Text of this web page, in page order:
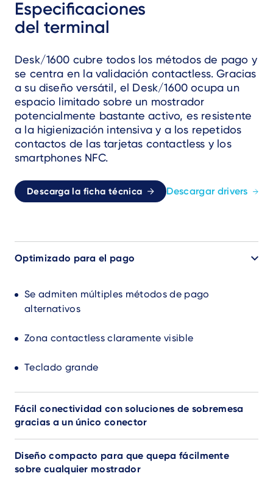
Especificaciones
del terminal
Desk/1600 cubre todos los métodos de pago y
se centra en la validación contactless. Gracias
a su diseño versátil, el Desk/1600 ocupa un
espacio limitado sobre un mostrador
potencialmente bastante activo, es resistente
a la higienización intensiva y a los repetidos
contactos de las tarjetas contactless y los
smartphones NFC.
Descarga la ficha técnica Descargar drivers
Optimizado para el pago
Se admiten múltiples métodos de pago
alternativos
Zona contactless claramente visible
Teclado grande
Fácil conectividad con soluciones de sobremesa
gracias a un único conector
Diseño compacto para que quepa fácilmente
sobre cualquier mostrador